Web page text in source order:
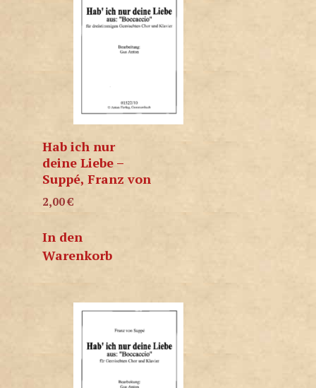
Hab ich nur
deine Liebe –
Suppé, Franz von
2,00€
In den
Warenkorb